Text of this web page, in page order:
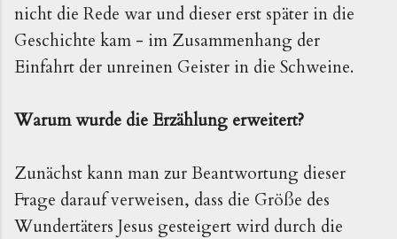
nicht die Rede war und dieser erst später in die
Geschichte kam - im Zusammenhang der
Einfahrt der unreinen Geister in die Schweine.
Warum wurde die Erzählung erweitert?
Zunächst kann man zur Beantwortung dieser
Frage darauf verweisen, dass die Größe des
Wundertäters Jesus gesteigert wird durch die